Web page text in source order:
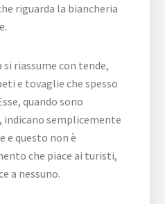
riguarda la biancheria
si riassume con tende,
e tovaglie che spesso
quando sono
semplicemente
e questo non è
che piace ai turisti,
a nessuno.